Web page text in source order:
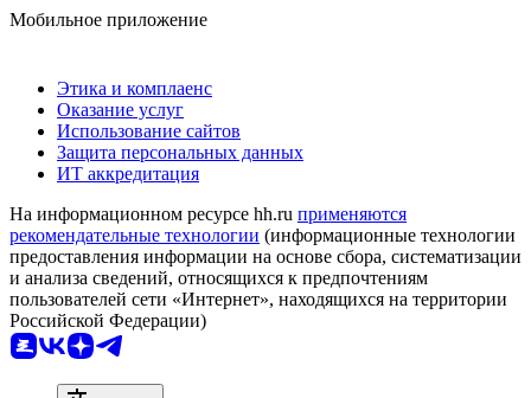
Мобильное приложение
Этика и комплаенс
Оказание услуг
Использование сайтов
Защита персональных данных
ИТ аккредитация
На информационном ресурсе hh.ru применяются
рекомендательные технологии (информационные технологии
предоставления информации на основе сбора, систематизации
и анализа сведений, относящихся к предпочтениям
пользователей сети «Интернет», находящихся на территории
Российской Федерации)